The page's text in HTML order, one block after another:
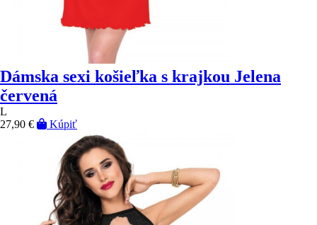
Dámska sexi košieľka s krajkou Jelena
červená
L
27,90 €
Kúpiť